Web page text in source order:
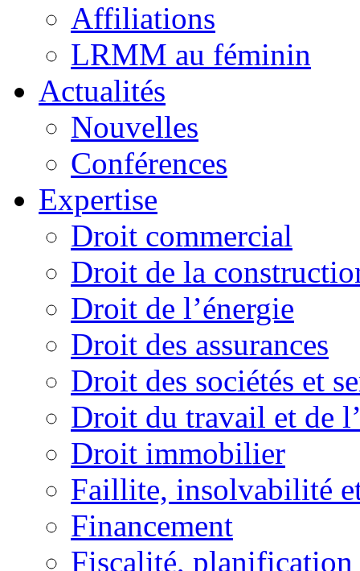
Affiliations
LRMM au féminin
Actualités
Nouvelles
Conférences
Expertise
Droit commercial
Droit de la
Droit de l’énergie
Droit des assurances
Droit des sociétés et
Droit du travail et de
Droit immobilier
Faillite, insolvabilité
Financement
Fiscalité, planification